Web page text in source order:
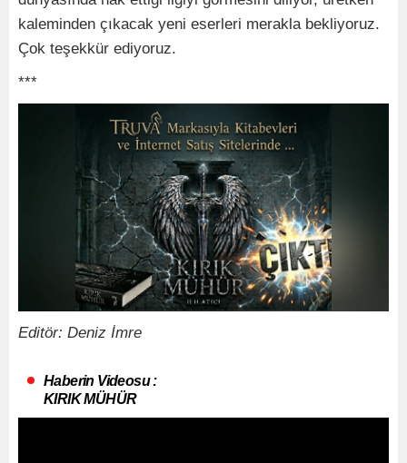
kaleminden çıkacak yeni eserleri merakla bekliyoruz.
Çok teşekkür ediyoruz.
***
Editör: Deniz İmre
Haberin Videosu :
KIRIK MÜHÜR